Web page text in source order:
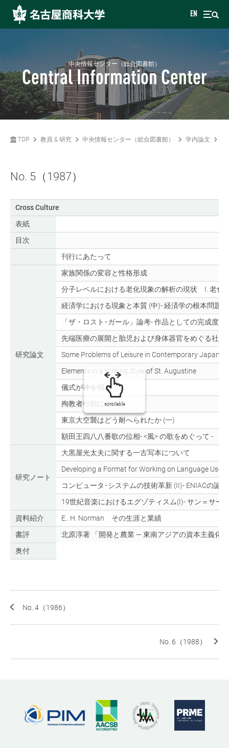
EN
中央情報センター（総合図書館）
Central Information Center
TOP 教員 & 研究 中央情報センター（総合図書館） 学内論文
No. 5（1987）
Cross Culture
表紙
目次
刊行にあたって
研究論文
家族関係の変容と性格形成
分子レベルにおける老化現象の解析の現状 I. 老化
経済学における現象と本質 (中)- 経済学の根本問題 -
「ザ・ロスト･ガール」論考- 作品としての完成度を
先端医療の展開と胎児および身体器官をめぐる社会
Some Problems of Leisure in Contemporary Japan
Elements in a Writing Style of St. Augustine
儀式が神を招ぶ
殉教者行伝について
東京大空襲はどう耐へられたか (一)
額田王四八八番歌の位相- <風> の歌をめぐって -
研究ノート
大黒屋光太夫に関する一古写本について
Developing a Format for Working on Language Use
コンピュータ･システムの技術革新 (II)- ENIACの誕生
19世紀音楽におけるエグゾティスム(I)- サン＝サ
資料紹介
E.. H. Norman その生涯と業績
書評
北原淳著 「開発と農業 — 東南アジアの資本主義化
奥付
scrollable
No. 4（1986）
No. 6（1988）